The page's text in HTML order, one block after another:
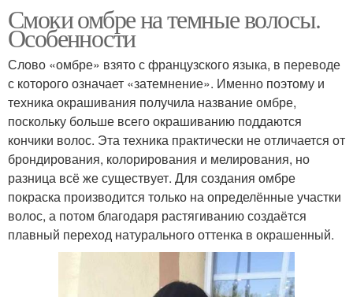
Смоки омбре на темные волосы.
Особенности
Слово «омбре» взято с французского языка, в переводе
с которого означает «затемнение». Именно поэтому и
техника окрашивания получила название омбре,
поскольку больше всего окрашиванию поддаются
кончики волос. Эта техника практически не отличается от
брондирования, колорирования и мелирования, но
разница всё же существует. Для создания омбре
покраска производится только на определённые участки
волос, а потом благодаря растягиванию создаётся
плавный переход натурального оттенка в окрашенный.